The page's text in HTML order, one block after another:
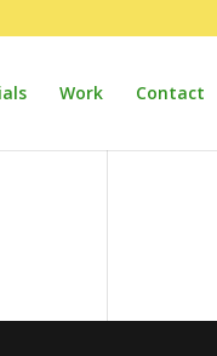
Work Contact